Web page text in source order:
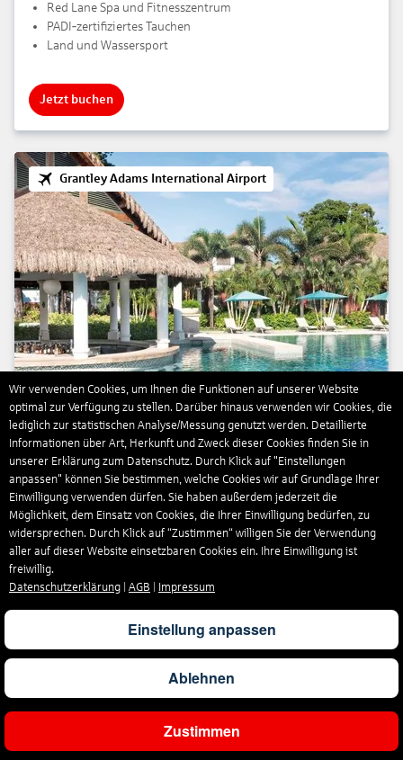
Red Lane Spa und Fitnesszentrum
PADI‑zertifiziertes Tauchen
Land und Wassersport
Jetzt buchen
Grantley Adams International Airport
Sandals Royal Barbados
Ein modernes Karibik-Resort auf Curaçao, das Natur und Kultur
vereint und mit Infinity-Pool, Swim-up-Bar, acht Restaurants
und drei Food Trucks sowie PADI-zertifiziertem Tauchen ein
vielseitiges Inselerlebnis bietet, ergänzt durch das Island-
kulinarischem Guthaben von 250 Dollar.
9 Restaurants und 6 Bars
Red Lane Spa und Fitnesszentrum
Wir verwenden Cookies, um Ihnen die Funktionen auf unserer Website
optimal zur Verfügung zu stellen. Darüber hinaus verwenden wir Cookies, die
lediglich zur statistischen Analyse/Messung genutzt werden. Detaillierte
Informationen über Art, Herkunft und Zweck dieser Cookies finden Sie in
unserer Erklärung zum Datenschutz. Durch Klick auf "Einstellungen
anpassen" können Sie bestimmen, welche Cookies wir auf Grundlage Ihrer
Einwilligung verwenden dürfen. Sie haben außerdem jederzeit die
Möglichkeit, dem Einsatz von Cookies, die Ihrer Einwilligung bedürfen, zu
widersprechen. Durch Klick auf “Zustimmen“ willigen Sie der Verwendung
aller auf dieser Website einsetzbaren Cookies ein. Ihre Einwilligung ist
freiwillig.
Datenschutzerklärung
AGB Impressum
Einstellung anpassen
Ablehnen
Zustimmen